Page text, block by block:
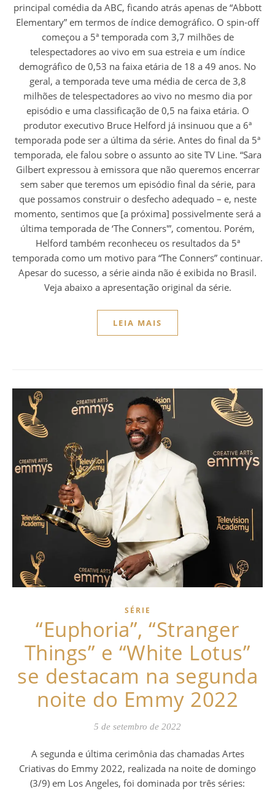
principal comédia da ABC, ficando atrás apenas de “Abbott
Elementary” em termos de índice demográfico. O spin-off
começou a 5ª temporada com 3,7 milhões de
telespectadores ao vivo em sua estreia e um índice
demográfico de 0,53 na faixa etária de 18 a 49 anos. No
geral, a temporada teve uma média de cerca de 3,8
milhões de telespectadores ao vivo no mesmo dia por
episódio e uma classificação de 0,5 na faixa etária. O
produtor executivo Bruce Helford já insinuou que a 6ª
temporada pode ser a última da série. Antes do final da 5ª
temporada, ele falou sobre o assunto ao site TV Line. “Sara
Gilbert expressou à emissora que não queremos encerrar
sem saber que teremos um episódio final da série, para
que possamos construir o desfecho adequado – e, neste
momento, sentimos que [a próxima] possivelmente será a
última temporada de ‘The Conners'”, comentou. Porém,
Helford também reconheceu os resultados da 5ª
temporada como um motivo para “The Conners” continuar.
Apesar do sucesso, a série ainda não é exibida no Brasil.
Veja abaixo a apresentação original da série.
LEIA MAIS
SÉRIE
“Euphoria”, “Stranger
Things” e “White Lotus”
se destacam na segunda
noite do Emmy 2022
5 de setembro de 2022
A segunda e última cerimônia das chamadas Artes
Criativas do Emmy 2022, realizada na noite de domingo
(3/9) em Los Angeles, foi dominada por três séries: